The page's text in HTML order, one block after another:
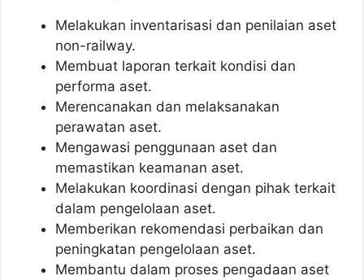
Melakukan inventarisasi dan penilaian aset
non-railway.
Membuat laporan terkait kondisi dan
performa aset.
Merencanakan dan melaksanakan
perawatan aset.
Mengawasi penggunaan aset dan
memastikan keamanan aset.
Melakukan koordinasi dengan pihak terkait
dalam pengelolaan aset.
Memberikan rekomendasi perbaikan dan
peningkatan pengelolaan aset.
Membantu dalam proses pengadaan aset